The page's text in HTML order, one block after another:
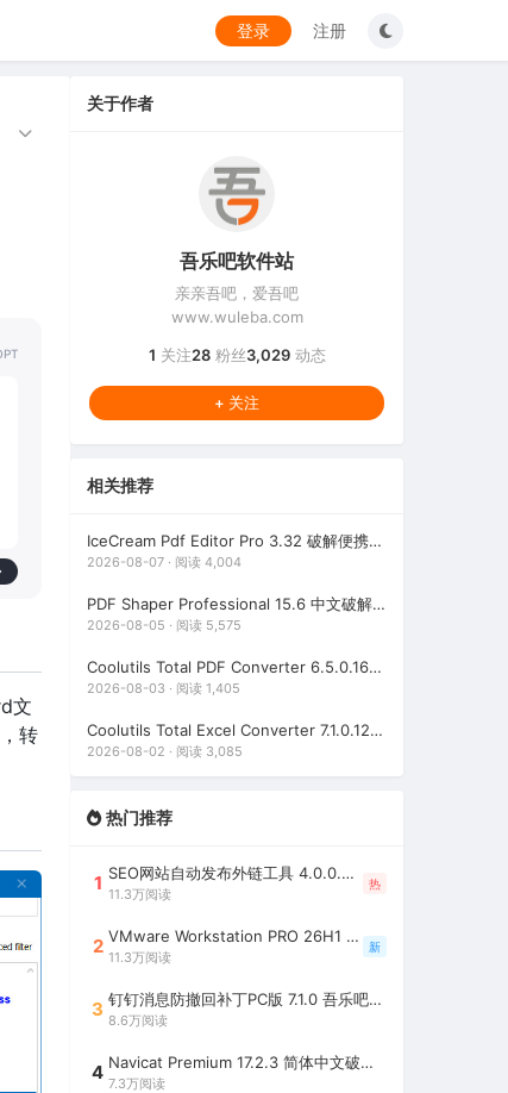
登录 注册
文
转
关于作者
吾乐吧软件站
亲亲吾吧，爱吾吧
www.wuleba.com
1 关注28粉丝3,029动态
+ 关注
相关推荐
IceCream Pdf Editor Pro 3.32 破解便携版（冰淇淋PDF编辑器）
2026-08-07 · 阅读 4,004
PDF Shaper Professional 15.6 中文破解版（强大实用的全能PDF工具箱）
2026-08-05 · 阅读 5,575
Coolutils Total PDF Converter 6.5.0.168 多语言激活版（PDF格式转换）
2026-08-03 · 阅读 1,405
Coolutils Total Excel Converter 7.1.0.128 中文破解版（Excel格式转换工具）
2026-08-02 · 阅读 3,085
热门推荐
1 SEO网站自动发布外链工具 4.0.0.0 吾乐吧优化版（智能代理狂刷外链）
11.3万阅读
热
2 VMware Workstation PRO 26H1 中文精简安装注册版 / 完整版（最好用的虚拟机软件）
11.3万阅读
新
3 钉钉消息防撤回补丁PC版 7.1.0 吾乐吧优化版（支持消息防撤回+钉钉多开+支持消息永不已读+去除钉钉水印）
8.6万阅读
4 Navicat Premium 17.2.3 简体中文破解版（多重数据库管理工具）
7.3万阅读